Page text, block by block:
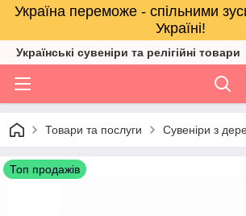
Україна переможе - спільними
Україні!
Українські сувеніри та релігійнi товари
Товари та послуги Сувеніри з
Топ продажів